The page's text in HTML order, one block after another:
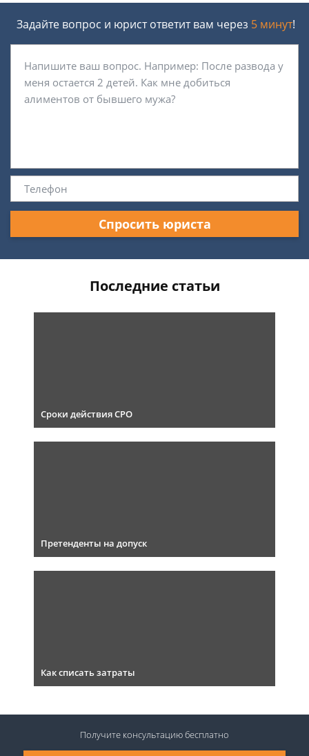
Задайте вопрос и юрист ответит вам через 5 минут!
Спросить юриста
Последние статьи
Сроки действия СРО
Претенденты на допуск
Как списать затраты
Получите консультациюбесплатно